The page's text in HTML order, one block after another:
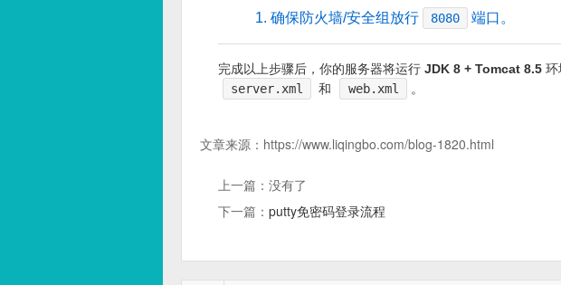
确保防火墙/安全组放行 8080 端口。
完成以上步骤后，你的服务器将运行 JDK 8 + Tomcat 8.5 环
server.xml
和 web.xml 。
文章来源： https://www.liqingbo.com/blog-1820.html
上一篇：没有了
下一篇： putty免密码登录流程